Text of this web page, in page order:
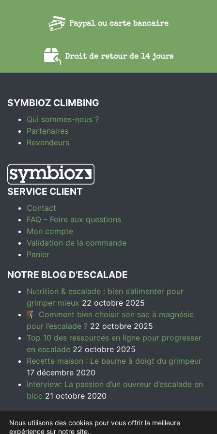
Paypal ou carte bancaire
Droit de retour de 14 jours
SYMBIOZ CLIMBING
Qui sommes-nous ?
Partenaires
Revendeurs
SERVICE CLIENT
Contact
FAQ – Foire aux questions
Mon compte
Validation de la commande
Panier
NOTRE BLOG D’ESCALADE
Nutrition & escalade : bien s’alimenter pour
grimper mieux 22 octobre 2025
🧗‍♀️ Comment bien choisir son sac à magnésie
pour l’escalade ? 22 octobre 2025
Top 10 des ressources en ligne pour progresser
en escalade 22 octobre 2025
Recette maison : Le baume à doigt du grimpeur
17 décembre 2020
Interview: La passion d’un ouvreur d’escalade en
bloc 21 octobre 2020
Nous utilisons des cookies pour vous offrir la meilleure
expérience sur notre site.